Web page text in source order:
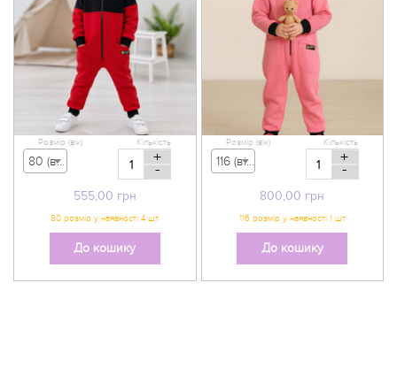
555,00 грн
Розмір (вік)
80 (вік 9-12 міс) - 555,00 грн
Кількість
+
-
До кошику
800,00 грн
Розмір (вік)
116 (вік 5-6 р) - 800,00 грн
Кількість
+
-
До кошику